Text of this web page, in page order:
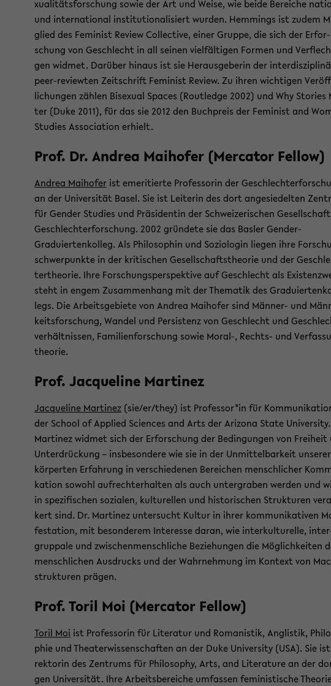
xua­li­täts­for­schung sowie der Art und Weise, wie beide Be­rei­che
und in­ter­na­tio­nal in­sti­tu­tio­na­li­siert wur­den. Hem­mings ist zudem
glied des Fe­mi­nist Re­view Collec­ti­ve, einer Grup­pe, die sich der Er­for­
schung von Ge­schlecht in all sei­nen viel­fäl­ti­gen For­men und
gen wid­met. Dar­über hin­aus ist sie Her­aus­ge­be­rin der
peer-​reviewten Zeit­schrift Fe­mi­nist Re­view. Zu ihren wich­ti­gen
li­chun­gen zäh­len Bi­se­xu­al Spaces (Rout­ledge 2002) und Why
ter (Duke 2011), für das sie 2012 den Buch­preis der Fe­mi­nist and
Stu­dies As­so­cia­ti­on er­hielt.
Prof. Dr. An­drea Mai­ho­fer (Mer­ca­tor Fel­low)
An­drea Mai­ho­fer ist eme­ri­tier­te Pro­fes­so­rin der
an der Uni­ver­si­tät Basel. Sie ist Lei­te­rin des dort an­ge­sie­del­ten
für Gen­der Stu­dies und Prä­si­den­tin der Schwei­ze­ri­schen
Ge­schlech­ter­for­schung. 2002 grün­de­te sie das Bas­ler Gender-​
Graduiertenkolleg. Als Phi­lo­so­phin und So­zio­lo­gin lie­gen ihre
schwer­punk­te in der kri­ti­schen Ge­sell­schafts­theo­rie und der
ter­theo­rie. Ihre For­schungs­per­spek­ti­ve auf Ge­schlecht als
steht in engem Zu­sam­men­hang mit der The­ma­tik des
legs. Die Ar­beits­ge­bie­te von An­drea Mai­ho­fer sind Männer-​ und
keits­for­schung, Wan­del und Per­sis­tenz von Ge­schlecht und
ver­hält­nis­sen, Fa­mi­li­en­for­schung sowie Moral-​, Rechts-​ und
theo­rie.
Prof. Jac­que­line Mar­ti­nez
Jac­que­line Mar­ti­nez (sie/er/they) ist Pro­fes­sor*in für
der School of Ap­p­lied Sci­en­ces and Arts der Ari­zo­na State
Mar­ti­nez wid­met sich der Er­for­schung der Be­din­gun­gen von Frei­heit
Un­ter­drü­ckung – ins­be­son­de­re wie sie in der Un­mit­tel­bar­keit
kör­per­ten Er­fah­rung in ver­schie­de­nen Be­rei­chen mensch­li­cher
ka­ti­on so­wohl auf­recht­erhal­ten als auch un­ter­gra­ben wer­den und
in spe­zi­fi­schen so­zia­len, kul­tu­rel­len und his­to­ri­schen Struk­tu­ren
kert sind. Dr. Mar­ti­nez un­ter­sucht Kul­tur in ihrer kom­mu­ni­ka­ti­ven
fes­ta­ti­on, mit be­son­de­rem In­ter­es­se daran, wie in­ter­kul­tu­rel­le,
grup­pa­le und zwi­schen­mensch­li­che Be­zie­hun­gen die Mög­lich­kei­ten
mensch­li­chen Aus­drucks und der Wahr­neh­mung im Kon­text von
struk­tu­ren prä­gen.
Prof. Toril Moi (Mer­ca­tor Fel­low)
Toril Moi ist Pro­fes­so­rin für Li­te­ra­tur und Ro­ma­nis­tik, An­glis­tik,
phie und Thea­ter­wis­sen­schaf­ten an der Duke Uni­ver­si­ty (USA). Sie
rek­to­rin des Zen­trums für Phi­lo­so­phy, Arts, and Li­te­ra­tu­re an der
gen Uni­ver­si­tät. Ihre Ar­beits­be­rei­che um­fas­sen fe­mi­nis­ti­sche